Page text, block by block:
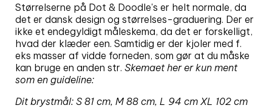
Størrelserne på Dot & Doodle's er helt normale, da
det er dansk design og størrelses-graduering. Der er
ikke et endegyldigt måleskema, da det er forskelligt,
hvad der klæder een. Samtidig er der kjoler med f.
eks masser af vidde forneden, som gør at du måske
kan bruge en anden str. Skemaet her er kun ment
som en guideline:
Dit brystmål: S 81 cm, M 88 cm, L 94 cm XL 102 cm